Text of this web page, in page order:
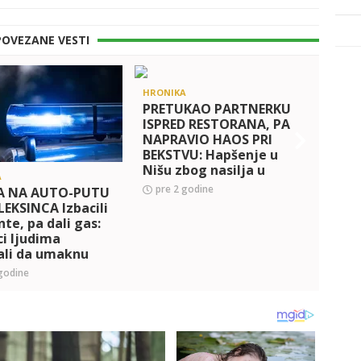
VESTI
NA AUTO-PUTU
Izbacili
pa dali gas:
ljudima
da umaknu
HRONIKA
PRETUKAO PARTNERKU
ISPRED RESTORANA, PA
NAPRAVIO HAOS PRI
BEKSTVU: Hapšenje u
Nišu zbog nasilja u
porodici
pre 2 godine